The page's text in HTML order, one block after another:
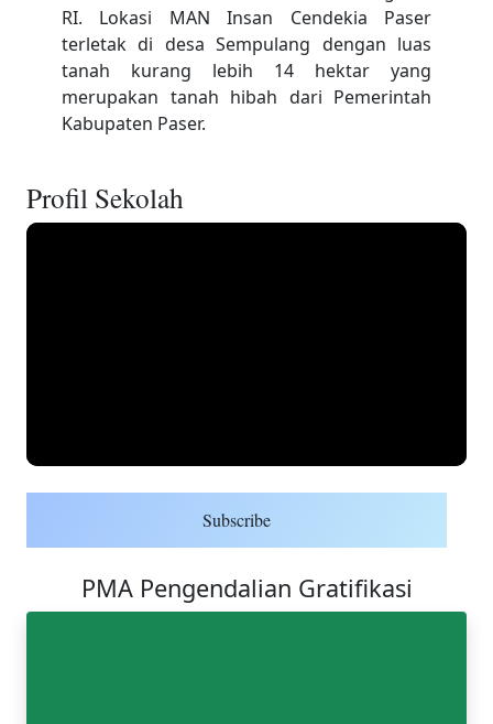
RI. Lokasi MAN Insan Cendekia Paser
terletak di desa Sempulang dengan luas
tanah kurang lebih 14 hektar yang
merupakan tanah hibah dari Pemerintah
Kabupaten Paser.
Profil Sekolah
Subscribe
PMA Pengendalian Gratifikasi